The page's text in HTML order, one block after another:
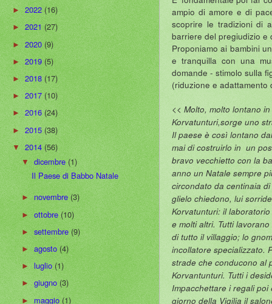
ampio di amore e di
scoprire le tradizioni di
barriere del pregiudizio
Proponiamo ai bambini
e tranquilla con una
domande - stimolo sulla
(riduzione e
<< Molto, molto lontano
Korvatunturi,sorge uno
Il paese è così lontano
mai di costruirlo in un
bravo vecchietto con la
anno un Natale sempre
circondato da centinaia
glielo chiedono, lui
Korvatunturi: il
e molti altri. Tutti
di tutto il villaggio; lo
incollatore specializzato.
strade che conducono al
Korvantunturi. Tutti i
Impacchettare i regali
giorno della Vigilia il
►2022(16)
►2021(27)
►2020(9)
►2019(5)
►2018(17)
► 2017(10)
►2016(24)
►2015(38)
▼2014(56)
▼dicembre(1)
Il Paese di Babbo Natale
►novembre(3)
►ottobre(10)
►settembre(9)
►agosto(4)
►luglio(1)
►giugno(3)
►maggio(1)